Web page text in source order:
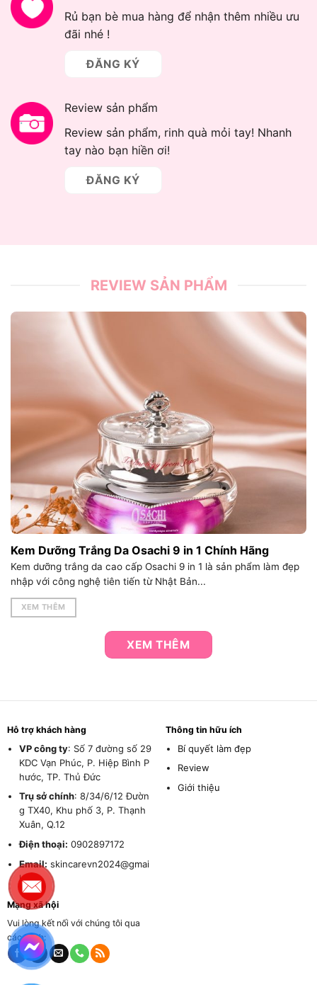
Rủ bạn bè mua hàng để nhận thêm nhiều ưu
đãi nhé !
ĐĂNG KÝ
Review sản phẩm
Review sản phẩm, rinh quà mỏi tay! Nhanh
tay nào bạn hiền ơi!
ĐĂNG KÝ
REVIEW SẢN PHẨM
Kem Dưỡng Trắng Da Osachi 9 in 1 Chính Hãng
Kem dưỡng trắng da cao cấp Osachi 9 in 1 là sản phẩm làm đẹp
nhập với công nghệ tiên tiến từ Nhật Bản...
XEM THÊM
XEM THÊM
Hỗ trợ khách hàng
VP công ty: Số 7 đường số 29
KDC Vạn Phúc, P. Hiệp Bình P
hước, TP. Thủ Đức
Trụ sở chính: 8/34/6/12 Đườn
g TX40, Khu phố 3, P. Thạnh
Xuân, Q.12
Điện thoại: 0902897172
Email: skincarevn2024@gmai
l.com
Thông tin hữu ích
Bí quyết làm đẹp
Review
Giới thiệu
Mạng xã hội
Vui lòng kết nối với chúng tôi qua
các kênh: